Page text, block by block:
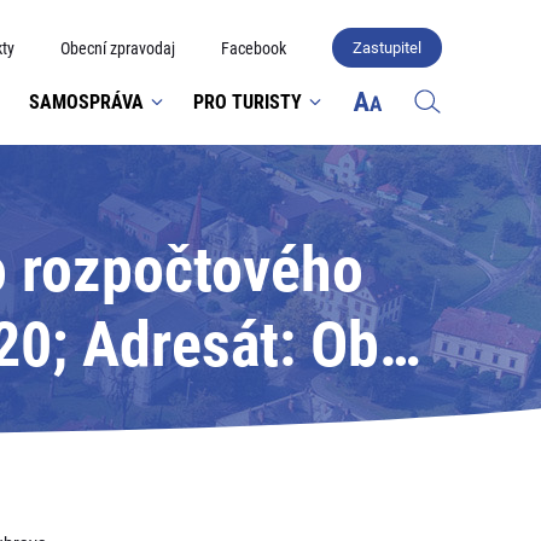
Obecní zpravodaj Facebook Zastupitel
SAMOSPRÁVA PRO TURISTY
rozpočtového
Adresát: Obec